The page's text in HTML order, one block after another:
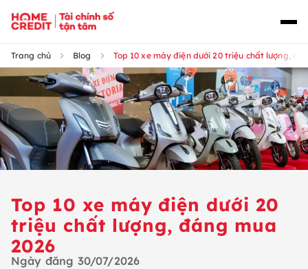
Trang chủ Blog Top 10 xe máy điện dưới 20 triệu chất lượng,
Top 10 xe máy điện dưới 20
triệu chất lượng, đáng mua
2026
Ngày đăng 30/07/2026